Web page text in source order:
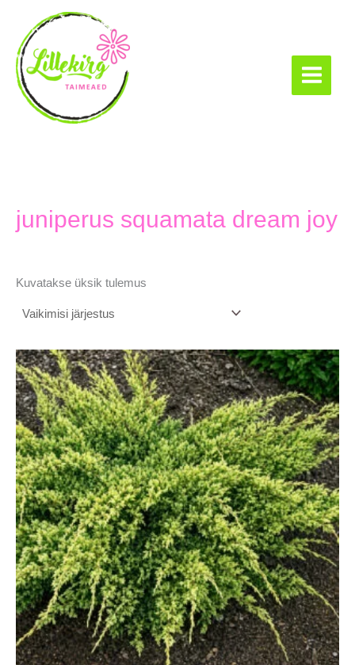
content
juniperus squamata dream joy
Kuvatakse üksik tulemus